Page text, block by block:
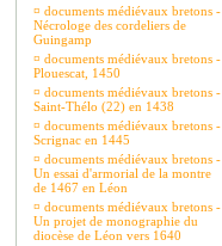
¤ documents médiévaux bretons -
Nécrologe des cordeliers de
Guingamp
¤ documents médiévaux bretons -
Plouescat, 1450
¤ documents médiévaux bretons -
Saint-Thélo (22) en 1438
¤ documents médiévaux bretons -
Scrignac en 1445
¤ documents médiévaux bretons -
Un essai d'armorial de la montre
de 1467 en Léon
¤ documents médiévaux bretons -
Un projet de monographie du
diocèse de Léon vers 1640